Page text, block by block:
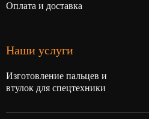
Наши услуги
Изготовление пальцев и
втулок для спецтехники
Оплата и доставка